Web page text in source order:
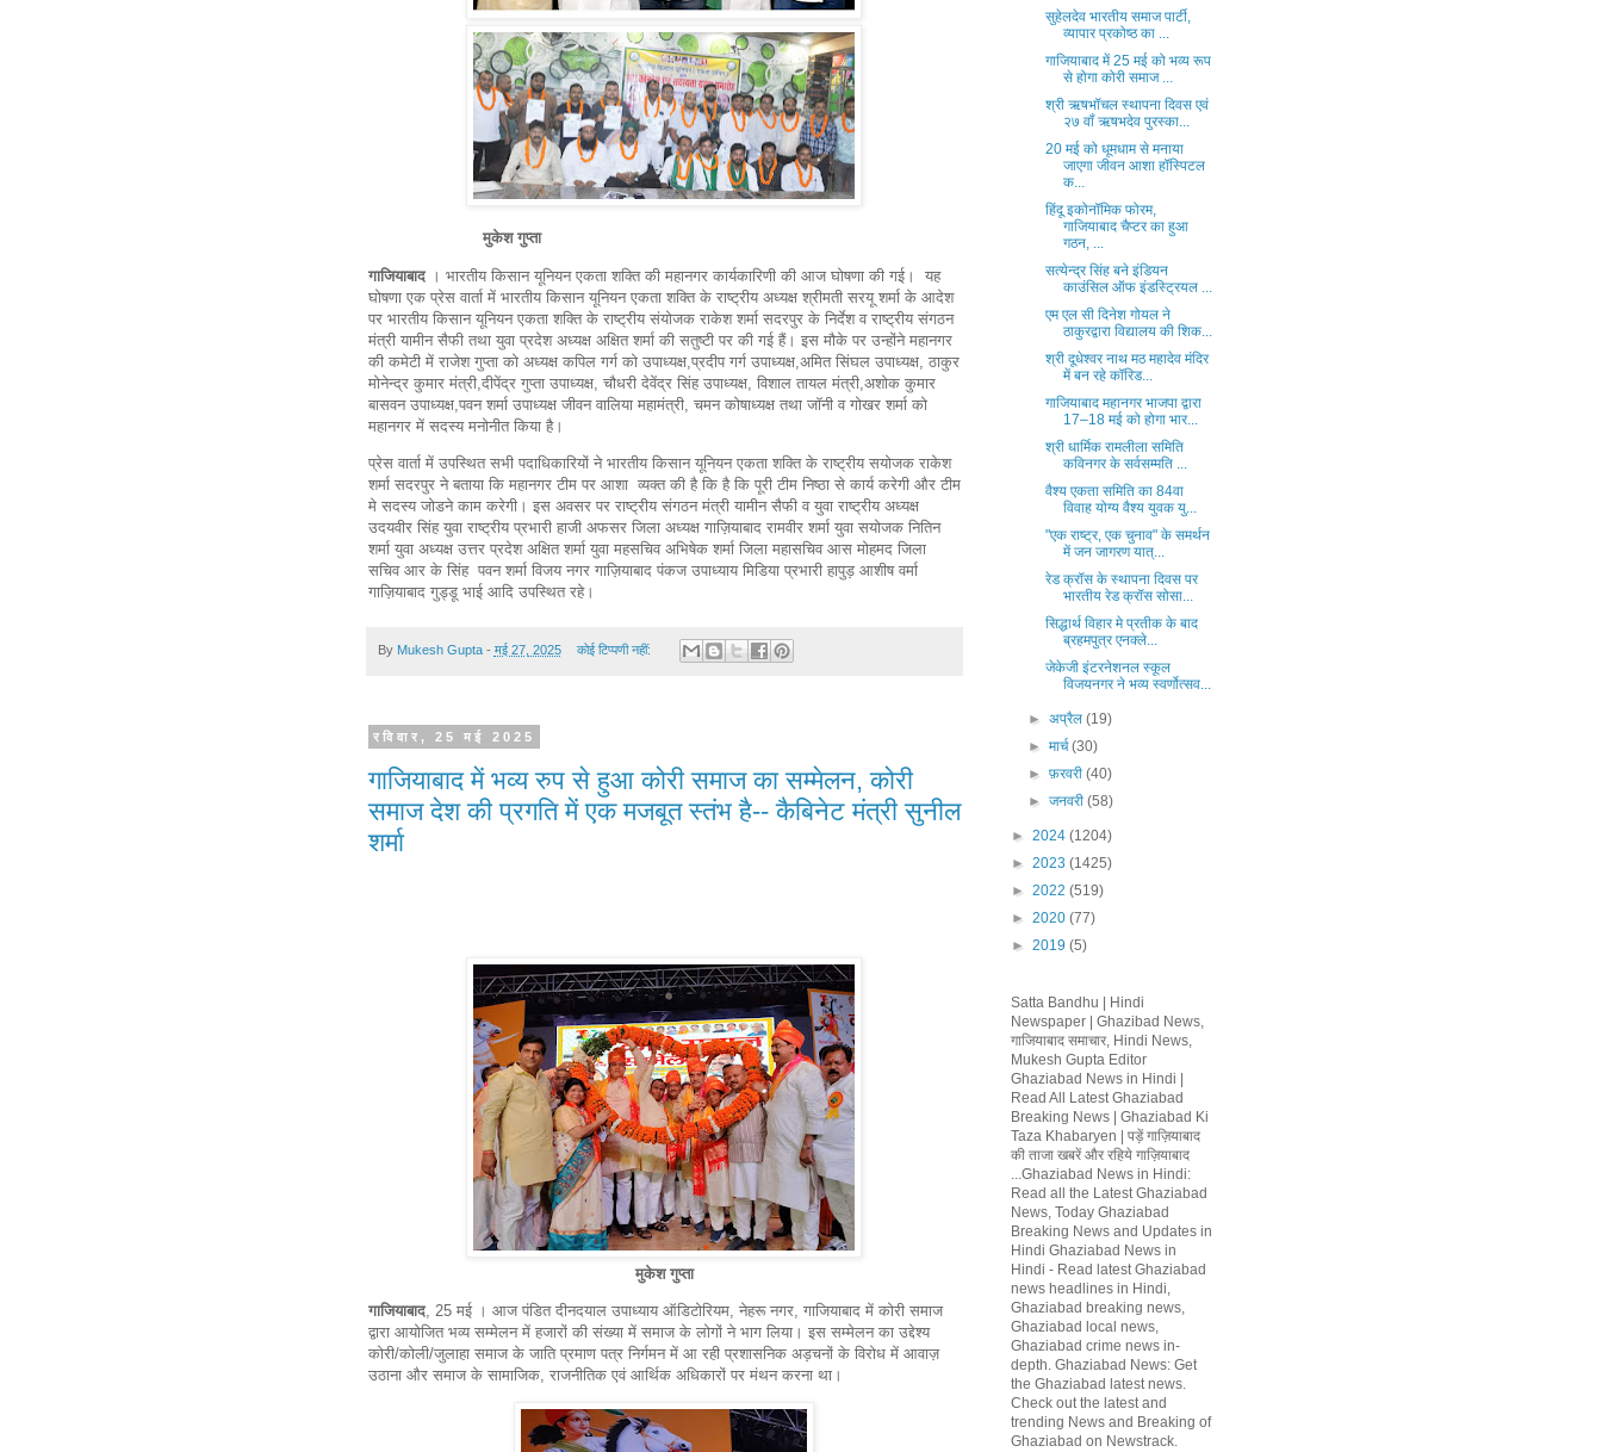
मुकेश गुप्ता
गाजियाबाद। भारतीय किसान यूनियन एकता शक्ति की महानगर कार्यकारिणी की आज घोषणा की गई। यह
घोषणा एक प्रेस वार्ता में भारतीय किसान यूनियन एकता शक्ति के राष्ट्रीय अध्यक्ष श्रीमती सरयू शर्मा के आदेश
पर भारतीय किसान यूनियन एकता शक्ति के राष्ट्रीय संयोजक राकेश शर्मा सदरपुर के निर्देश व राष्ट्रीय संगठन
मंत्री यामीन सैफी तथा युवा प्रदेश अध्यक्ष अक्षित शर्मा की सतुष्टी पर की गई हैं। इस मौके पर उन्होंने महानगर
की कमेटी में राजेश गुप्ता को अध्यक्ष कपिल गर्ग को उपाध्यक्ष,प्रदीप गर्ग उपाध्यक्ष,अमित सिंघल उपाध्यक्ष, ठाकुर
मोनेन्द्र कुमार मंत्री,दीपेंद्र गुप्ता उपाध्यक्ष, चौधरी देवेंद्र सिंह उपाध्यक्ष, विशाल तायल मंत्री,अशोक कुमार
बासवन उपाध्यक्ष,पवन शर्मा उपाध्यक्ष जीवन वालिया महामंत्री, चमन कोषाध्यक्ष तथा जॉनी व गोखर शर्मा को
महानगर में सदस्य मनोनीत किया है।
प्रेस वार्ता में उपस्थित सभी पदाधिकारियों ने भारतीय किसान यूनियन एकता शक्ति के राष्ट्रीय सयोजक राकेश
शर्मा सदरपुर ने बताया कि महानगर टीम पर आशा व्यक्त की है कि है कि पूरी टीम निष्ठा से कार्य करेगी और टीम
मे सदस्य जोडने काम करेगी। इस अवसर पर राष्ट्रीय संगठन मंत्री यामीन सैफी व युवा राष्ट्रीय अध्यक्ष
उदयवीर सिंह युवा राष्ट्रीय प्रभारी हाजी अफसर जिला अध्यक्ष गाज़ियाबाद रामवीर शर्मा युवा सयोजक नितिन
शर्मा युवा अध्यक्ष उत्तर प्रदेश अक्षित शर्मा युवा महसचिव अभिषेक शर्मा जिला महासचिव आस मोहमद जिला
सचिव आर के सिंह पवन शर्मा विजय नगर गाज़ियाबाद पंकज उपाध्याय मिडिया प्रभारी हापुड़ आशीष वर्मा
गाज़ियाबाद गुड्डू भाई आदि उपस्थित रहे।
By Mukesh Gupta - मई 27, 2025 कोई टिप्पणी नहीं:
रविवार, 25 मई 2025
गाजियाबाद में भव्य रुप से हुआ कोरी समाज का सम्मेलन, कोरी
समाज देश की प्रगति में एक मजबूत स्तंभ है-- कैबिनेट मंत्री सुनील
शर्मा
मुकेश गुप्ता
गाजियाबाद, 25 मई । आज पंडित दीनदयाल उपाध्याय ऑडिटोरियम, नेहरू नगर, गाजियाबाद में कोरी समाज
द्वारा आयोजित भव्य सम्मेलन में हजारों की संख्या में समाज के लोगों ने भाग लिया। इस सम्मेलन का उद्देश्य
कोरी/कोली/जुलाहा समाज के जाति प्रमाण पत्र निर्गमन में आ रही प्रशासनिक अड़चनों के विरोध में आवाज़
उठाना और समाज के सामाजिक, राजनीतिक एवं आर्थिक अधिकारों पर मंथन करना था।
सुहेलदेव भारतीय समाज पार्टी,
व्यापार प्रकोष्ठ का ...
गाजियाबाद में 25 मई को भव्य रूप
से होगा कोरी समाज ...
श्री ऋषभॉचल स्थापना दिवस एवं
२७ वॉं ऋषभदेव पुरस्का...
20 मई को धूमधाम से मनाया
जाएगा जीवन आशा हॉस्पिटल
क...
हिंदू इकोनॉमिक फोरम,
गाजियाबाद चैप्टर का हुआ
गठन, ...
सत्येन्द्र सिंह बने इंडियन
काउंसिल ऑफ इंडस्ट्रियल ...
एम एल सी दिनेश गोयल ने
ठाकुरद्वारा विद्यालय की शिक...
श्री दूधेश्वर नाथ मठ महादेव मंदिर
में बन रहे कॉरिड...
गाजियाबाद महानगर भाजपा द्वारा
17–18 मई को होगा भार...
श्री धार्मिक रामलीला समिति
कविनगर के सर्वसम्मति ...
वैश्य एकता समिति का 84वा
विवाह योग्य वैश्य युवक यु...
"एक राष्ट्र, एक चुनाव" के समर्थन
में जन जागरण यात्...
रेड क्रॉस के स्थापना दिवस पर
भारतीय रेड क्रॉस सोसा...
सिद्धार्थ विहार मे प्रतीक के बाद
ब्रहमपुत्र एनक्ले...
जेकेजी इंटरनेशनल स्कूल
विजयनगर ने भव्य स्वर्णोत्सव...
► अप्रैल (19)
► मार्च(30)
► फ़रवरी (40)
► जनवरी (58)
► 2024 (1204)
► 2023 (1425)
► 2022 (519)
► 2020 (77)
► 2019 (5)
Satta Bandhu | Hindi
Newspaper | Ghazibad News,
गाजियाबाद समाचार, Hindi News,
Mukesh Gupta Editor
Ghaziabad News in Hindi |
Read All Latest Ghaziabad
Breaking News | Ghaziabad Ki
Taza Khabaryen | पड़ें गाज़ियाबाद
की ताजा खबरें और रहिये गाज़ियाबाद
...Ghaziabad News in Hindi:
Read all the Latest Ghaziabad
News, Today Ghaziabad
Breaking News and Updates in
Hindi Ghaziabad News in
Hindi - Read latest Ghaziabad
news headlines in Hindi,
Ghaziabad breaking news,
Ghaziabad local news,
Ghaziabad crime news in-
depth. Ghaziabad News: Get
the Ghaziabad latest news.
Check out the latest and
trending News and Breaking of
Ghaziabad on Newstrack.